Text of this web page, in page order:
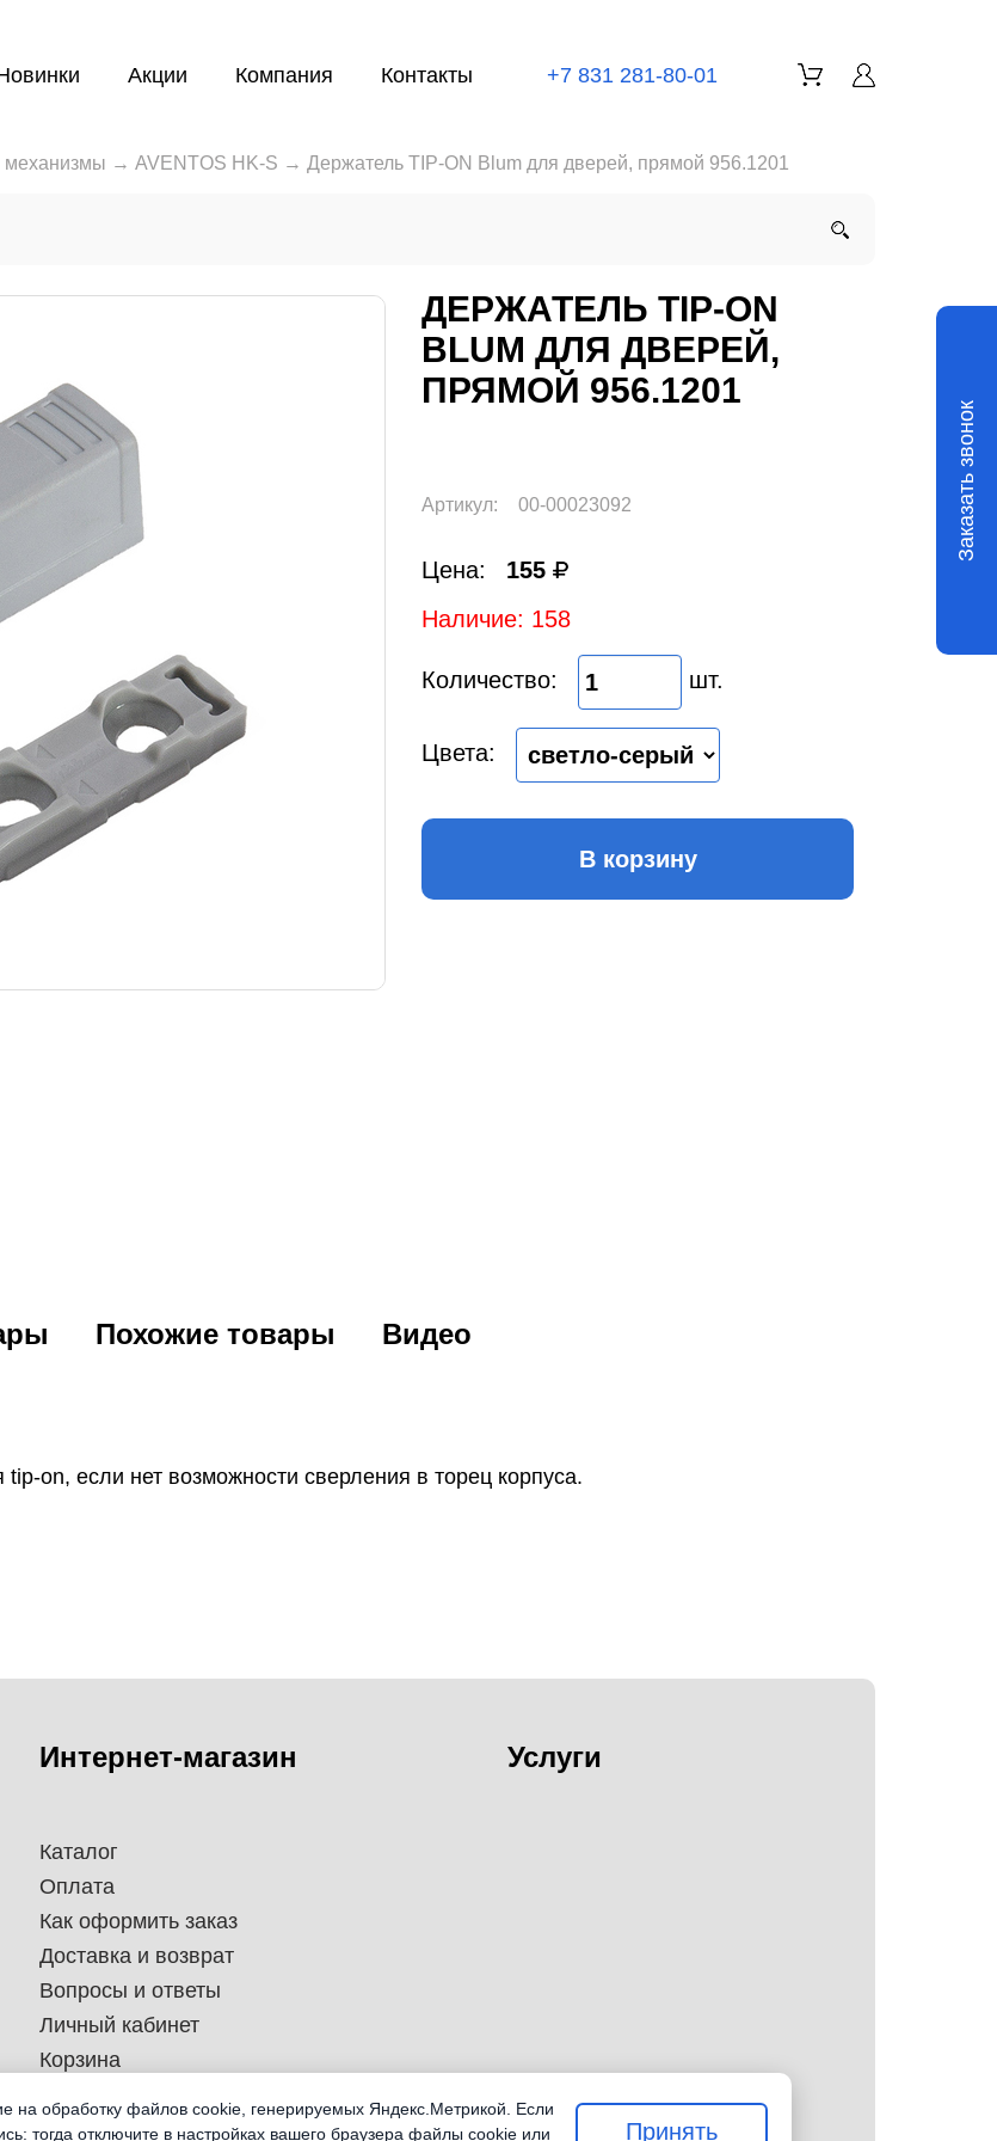
Акции Компания Контакты +7 831 281-80-01
→ AVENTOS HK-S → Держатель TIP-ON Blum для дверей, прямой 956.1201
ДЕРЖАТЕЛЬ TIP-ON
BLUM ДЛЯ ДВЕРЕЙ,
ПРЯМОЙ 956.1201
Артикул: 00-00023092
Цена:
155
Наличие: 158
Количество: шт.
Цвета:
В корзину
Похожие товары Видео
on, если нет возможности сверления в торец корпуса.
Интернет-магазин
Каталог
Оплата
Как оформить заказ
Доставка и возврат
Вопросы и ответы
Личный кабинет
Корзина
Услуги
Заказать звонок
на обработку файлов cookie, генерируемых Яндекс.Метрикой. Если
тогда отключите в настройках вашего браузера файлы cookie или
Принять